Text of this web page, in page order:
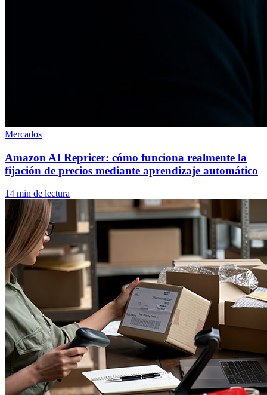
Mercados
Amazon AI Repricer: cómo funciona realmente la
fijación de precios mediante aprendizaje automático
14 min de lectura